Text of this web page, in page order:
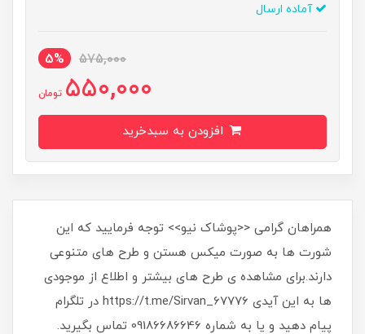
آماده ارسال
575,000
5%
550,000 تومان
همراهان گرامی <<پوشاک نیو>> توجه فرمایید که این
شورت ها به صورت میکس هستن و طرح های متنوعی
دارند.برای مشاهده ی طرح های بیشتر و اطلاع از موجودی
ها به این آیدی https://t.me/Sirvan_67776 در تلگرام
پیام دهید و یا به شماره 09186686646 تماس بگیرید.